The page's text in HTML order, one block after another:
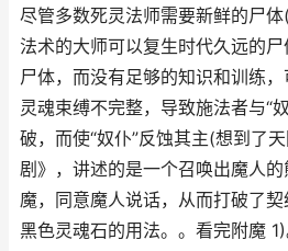
尽管多数死灵法师需要新鲜的尸
法术的大师可以复生时代久远的
尸体，而没有足够的知识和训练
灵魂束缚不完整，导致施法者与“
破，而使“奴仆”反蚀其主(想到了
剧》，讲述的是一个召唤出魔人
魔，同意魔人说话，从而打破了
黑色灵魂石的用法。。看完附魔